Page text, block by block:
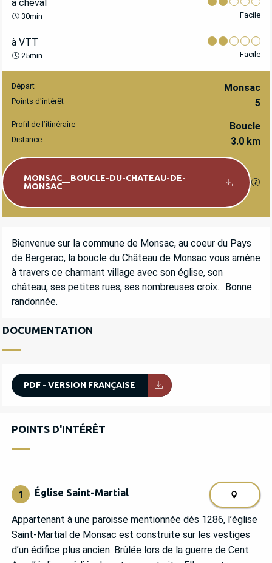
à cheval
30min Facile
à VTT
25min Facile
INFORMATIONS PRATIQUES
Départ Monsac
Points d'intérêt 5
Profil de l’itinéraire Boucle
Distance 3.0 km
Documentation
MONSAC__BOUCLE-DU-CHATEAU-DE-
MONSAC
DESCRIPTION
Bienvenue sur la commune de Monsac, au coeur du Pays
de Bergerac, la boucle du Château de Monsac vous amène
à travers ce charmant village avec son église, son
château, ses petites rues, ses nombreuses croix... Bonne
randonnée.
DOCUMENTATION
PDF - VERSION FRANÇAISE
POINTS D'INTÉRÊT
POINTS D'INTÉRÊT
1 Église Saint-Martial
Appartenant à une paroisse mentionnée dès 1286, l’église
Saint-Martial de Monsac est construite sur les vestiges
d’un édifice plus ancien. Brûlée lors de la guerre de Cent